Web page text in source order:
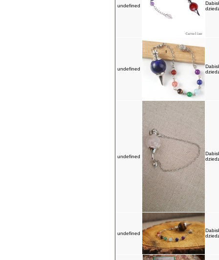
undefined
undefined
undefined
undefined